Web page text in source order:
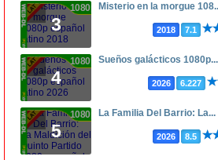
3
1080p Misterio en la morgue
2018 7.1
4
1080p Sueños galácticos 1080p...
2026 6.227
5
1080p La Familia Del Barrio: La...
2026 8.5